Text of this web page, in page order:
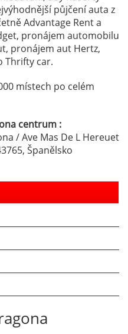
půjčení auta z
Advantage Rent a
pronájem automobilu
pronájem aut Hertz,
Thrifty car.
místech po celém
centrum :
/ Ave Mas De L Hereuet
Španělsko